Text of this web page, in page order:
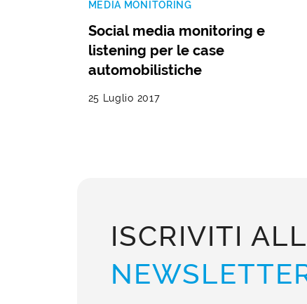
MEDIA MONITORING
Social media monitoring e
listening per le case
automobilistiche
25 Luglio 2017
ISCRIVITI